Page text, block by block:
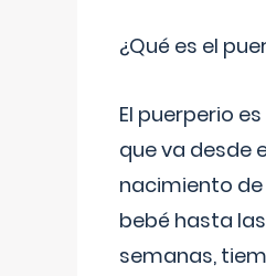
¿Qué es el
El puerperio
que va desde
nacimiento
bebé hasta
semanas,